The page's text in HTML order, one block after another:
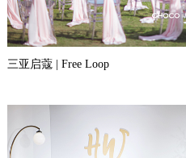
三亚启蔻 | Free Loop